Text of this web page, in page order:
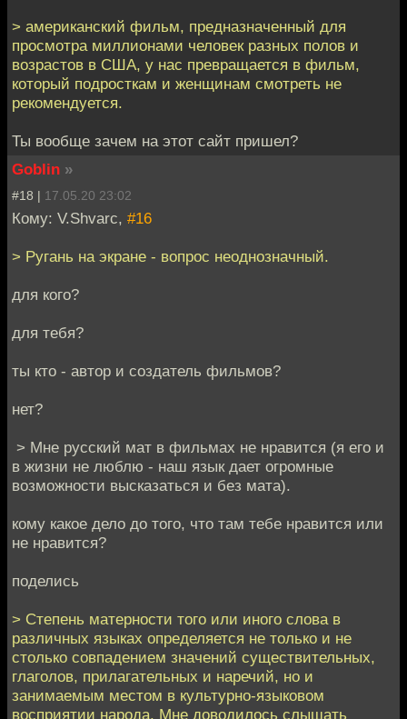
> американский фильм, предназначенный для
просмотра миллионами человек разных полов и
возрастов в США, у нас превращается в фильм,
который подросткам и женщинам смотреть не
рекомендуется.
Ты вообще зачем на этот сайт пришел?
Goblin »
#18 | 17.05.20 23:02
Кому: V.Shvarc, #16
> Ругань на экране - вопрос неоднозначный.
для кого?
для тебя?
ты кто - автор и создатель фильмов?
нет?
> Мне русский мат в фильмах не нравится (я его и
в жизни не люблю - наш язык дает огромные
возможности высказаться и без мата).
кому какое дело до того, что там тебе нравится или
не нравится?
поделись
> Степень матерности того или иного слова в
различных языках определяется не только и не
столько совпадением значений существительных,
глаголов, прилагательных и наречий, но и
занимаемым местом в культурно-языковом
восприятии народа. Мне доводилось слышать